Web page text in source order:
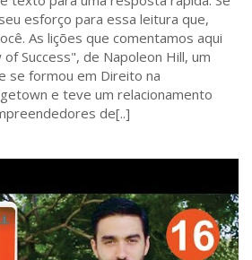
esforço para essa leitura que,
As lições que comentamos aqui
Success", de Napoleon Hill, um
se formou em Direito na
e teve um relacionamento
de[..]